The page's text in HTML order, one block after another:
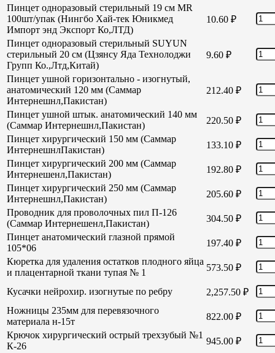
Пинцет одноразовый стерильный 19 см MR
100шт/упак (Нингбо Хай-тек Юникмед
Импорт энд Экспорт Ко,ЛТД)
10.60 ₽
Пинцет одноразовый стерильный SUYUN
стерильный 20 см (Цзянсу Яда Технолоджи
Групп Ко.,Лтд,Китай)
9.60 ₽
Пинцет ушной горизонтально - изогнутый,
анатомический 120 мм (Саммар
Интернешнл,Пакистан)
212.40 ₽
Пинцет ушной штык. анатомический 140 мм
(Саммар Интернешнл,Пакистан)
220.50 ₽
Пинцет хирургический 150 мм (Саммар
ИнтернешнлПакистан)
133.10 ₽
Пинцет хирургический 200 мм (Саммар
Интернешенл,Пакистан)
192.80 ₽
Пинцет хирургический 250 мм (Саммар
Интернешнл,Пакистан)
205.60 ₽
Проводник для проволочных пил П-126
(Саммар Интернешенл,Пакистан)
304.50 ₽
Пинцет анатомический глазной прямой
105*06
197.40 ₽
Кюретка для удаления остатков плодного яйца
и плацентарной ткани тупая № 1
573.50 ₽
Кусачки нейрохир. изогнутые по ребру 2,257.50 ₽
Ножницы 235мм для перевязочного
материала н-15т
822.00 ₽
Крючок хирургический острый трехзубый №1
К-26
945.00 ₽